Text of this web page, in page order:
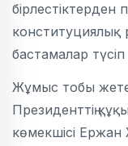
конституциялық
бастамалар
Жұмыс тобы
Президенттің
көмекшісі Ержан